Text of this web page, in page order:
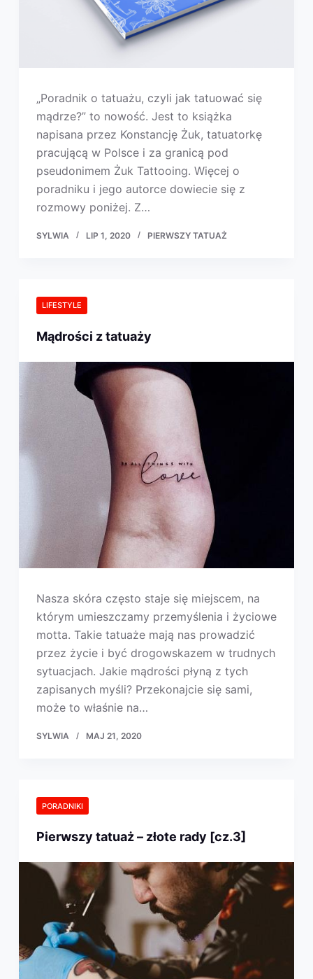
„Poradnik o tatuażu, czyli jak tatuować się
mądrze?” to nowość. Jest to książka
napisana przez Konstancję Żuk, tatuatorkę
pracującą w Polsce i za granicą pod
pseudonimem Żuk Tattooing. Więcej o
poradniku i jego autorce dowiecie się z
rozmowy poniżej. Z…
SYLWIA LIP 1, 2020 PIERWSZY TATUAŻ
LIFESTYLE
Mądrości z tatuaży
Nasza skóra często staje się miejscem, na
którym umieszczamy przemyślenia i życiowe
motta. Takie tatuaże mają nas prowadzić
przez życie i być drogowskazem w trudnych
sytuacjach. Jakie mądrości płyną z tych
zapisanych myśli? Przekonajcie się sami,
może to właśnie na…
SYLWIA MAJ 21, 2020
PORADNIKI
Pierwszy tatuaż – złote rady [cz.3]